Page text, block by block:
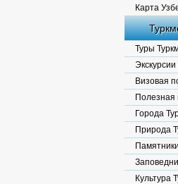
Карта
Туры
Визовая
Города
Природа
Культура